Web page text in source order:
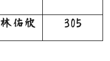
林佑欣 305